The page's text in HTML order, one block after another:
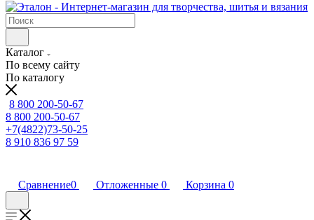
Каталог
По всему сайту
По каталогу
8 800 200-50-67
8 800 200-50-67
+7(4822)73-50-25
8 910 836 97 59
Сравнение0 Отложенные 0 Корзина 0